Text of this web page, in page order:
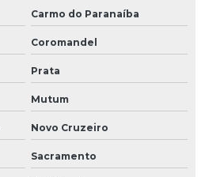
Carmo do Paranaíba
Coromandel
Prata
Mutum
Novo Cruzeiro
Sacramento